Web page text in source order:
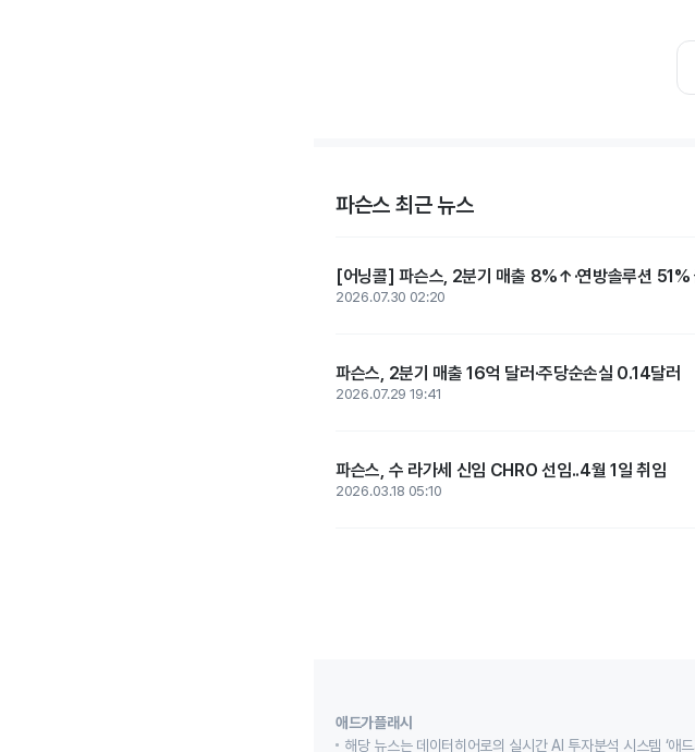
파슨스 최근 뉴스
[어닝콜] 파슨스, 2분기 매출 8%↑·연방솔루션 51%
2026.07.30 02:20
파슨스, 2분기 매출 16억 달러·주당순손실 0.14달러
2026.07.29 19:41
파슨스, 수 라가세 신임 CHRO 선임..4월 1일 취임
2026.03.18 05:10
애드가플래시
해당 뉴스는 데이터히어로의 실시간 AI 투자분석 시스템 ‘애